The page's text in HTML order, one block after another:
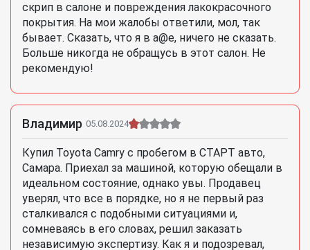
скрип в салоне и повреждения лакокрасочного
покрытия. На мои жалобы ответили, мол, так
бывает. Сказать, что я в а@е, ничего не сказать.
Больше никогда не обращусь в этот салон. Не
рекомендую!
Владимир 05.08.2024
Купил Toyota Camry с пробегом в СТАРТ авто,
Самара. Приехал за машиной, которую обещали в
идеальном состояние, однако увы. Продавец
уверял, что все в порядке, но я не первый раз
сталкивался с подобными ситуациями и,
сомневаясь в его словах, решил заказать
независимую экспертизу. Как я и подозревал,